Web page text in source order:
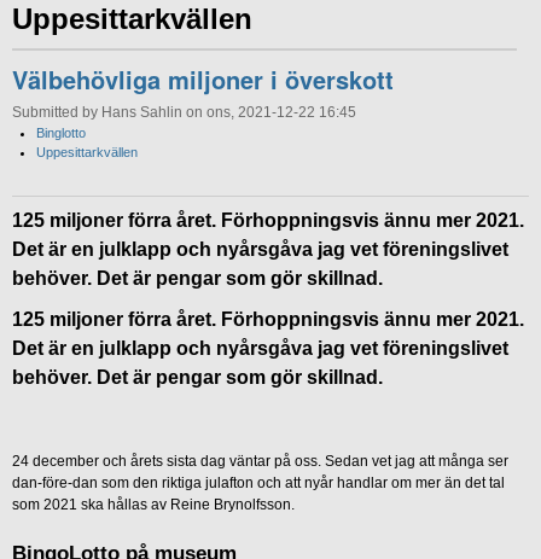
Uppesittarkvällen
Välbehövliga miljoner i överskott
Submitted by Hans Sahlin on ons, 2021-12-22 16:45
Binglotto
Uppesittarkvällen
125 miljoner förra året. Förhoppningsvis ännu mer 2021.
Det är en julklapp och nyårsgåva jag vet föreningslivet
behöver. Det är pengar som gör skillnad.
125 miljoner förra året. Förhoppningsvis ännu mer 2021.
Det är en julklapp och nyårsgåva jag vet föreningslivet
behöver. Det är pengar som gör skillnad.
24 december och årets sista dag väntar på oss. Sedan vet jag att många ser
dan-före-dan som den riktiga julafton och att nyår handlar om mer än det tal
som 2021 ska hållas av Reine Brynolfsson.
BingoLotto på museum